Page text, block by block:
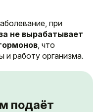
при
не вырабатывает
, что
работу организма.
подаёт